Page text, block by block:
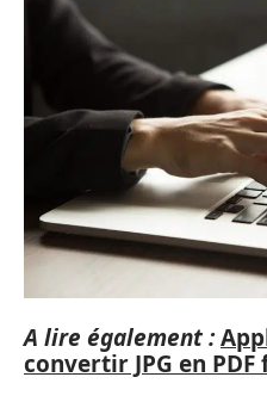
A lire également :
convertir JPG en